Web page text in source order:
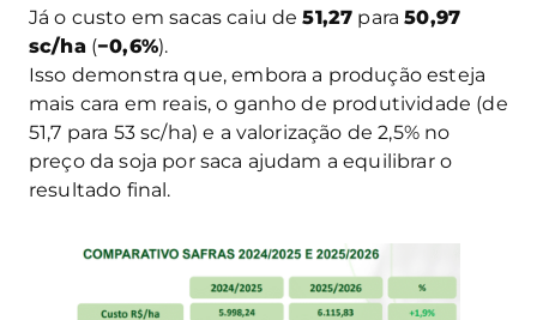
Já o custo em sacas caiu de51,27 para50,97
sc/ha(−0,6%).
Isso demonstra que, embora a produção esteja
mais cara em reais, o ganho de produtividade (de
51,7 para 53 sc/ha) e a valorização de 2,5% no
preço da soja por saca ajudam a equilibrar o
resultado final.